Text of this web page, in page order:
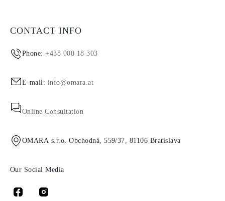
CONTACT INFO
Phone:+438 000 18 303
E-mail: info@omara.at
Online Consultation
OMARA s.r.o. Obchodná, 559/37, 81106 Bratislava
Our Social Media